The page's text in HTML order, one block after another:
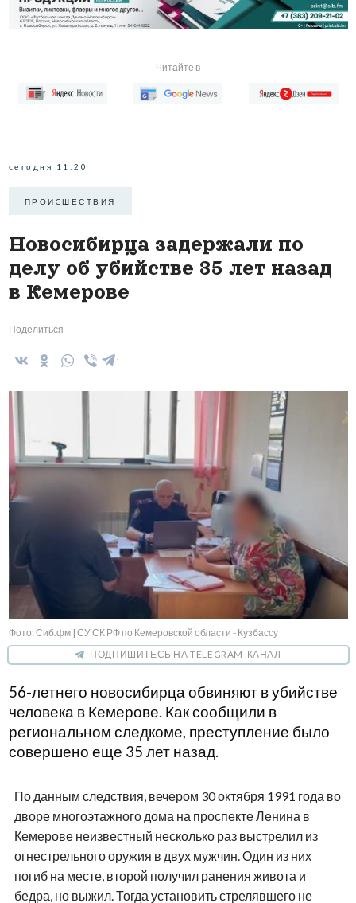
Читайте в
сегодня 11:20
ПРОИCШЕСТВИЯ
Новосибирца задержали по
делу об убийстве 35 лет назад
в Кемерове
Поделиться
Фото: Сиб.фм | СУ СК РФ по Кемеровской области - Кузбассу
ПОДПИШИТЕСЬ НА TELEGRAM-КАНАЛ
56-летнего новосибирца обвиняют в убийстве
человека в Кемерове. Как сообщили в
региональном следкоме, преступление было
совершено еще 35 лет назад.
По данным следствия, вечером 30 октября 1991 года во
дворе многоэтажного дома на проспекте Ленина в
Кемерове неизвестный несколько раз выстрелил из
огнестрельного оружия в двух мужчин. Один из них
погиб на месте, второй получил ранения живота и
бедра, но выжил. Тогда установить стрелявшего не